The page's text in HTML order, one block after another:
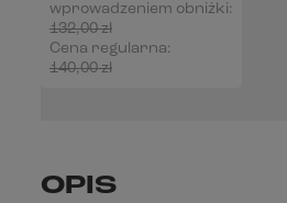
wprowadzeniem obniżki:
132,00 zł
Cena regularna:
140,00 zł
OPIS